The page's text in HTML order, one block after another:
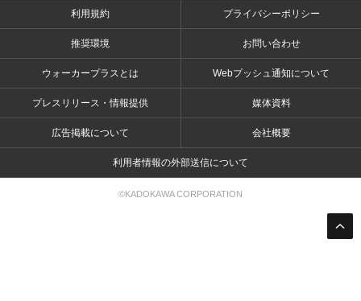
利用規約 プライバシーポリシー
推奨環境 お問い合わせ
ウォーカープラスとは Webプッシュ通知について
プレスリリース・情報提供 媒体資料
広告掲載について 会社概要
利用者情報の外部送信について
©KADOKAWA CORPORATION